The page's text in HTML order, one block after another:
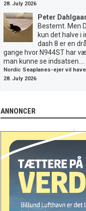
28. July 2026
Peter
Bestemt. Men
kun det halve i
dash 8 er en
gange hvor N944ST har
man kunne se indsatsen....
Nordic Seaplanes-ejer vil
28. July 2026
ANNONCER